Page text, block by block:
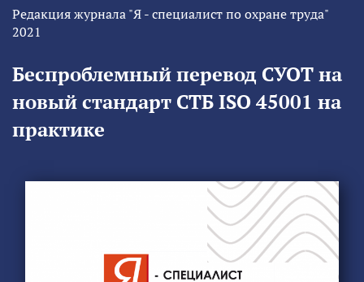
Редакция журнала "Я - специалист по охране труда"
2021
Беспроблемный перевод СУОТ на
новый стандарт СТБ ISO 45001 на
практике